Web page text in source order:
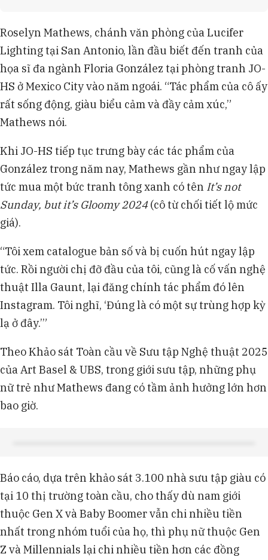
Phụ nữ trẻ có xu hướng mua tác phẩm của các
họa sĩ ít tên tuổi và họa sĩ nữ nhiều hơn, với trung
bình 49% bộ sưu tập của họ là tác phẩm của họa
sĩ nữ, so với 40% của nam giới.
Báo cáo Thị trường Nghệ thuật Toàn cầu 2025
của Art Basel và UBS cho thấy họa sĩ nữ chiếm
46% số họa sĩ được đại diện và 42% doanh số tại
Bức tranh "El sueño (La cama)" của Frida Kahlo
đã lập kỷ lục đấu giá mới cho một họa sĩ nữ với giá
54,7 triệu USD tại Sotheby’s vào tháng 11, vượt
qua kỷ lục trước đó của Georgia O’Keeffe.
Roselyn Mathews, chánh văn phòng của Lucifer
Lighting tại San Antonio, lần đầu biết đến tranh của
họa sĩ đa ngành Floria González tại phòng tranh JO-
HS ở Mexico City vào năm ngoái. “Tác phẩm của cô ấy
rất sống động, giàu biểu cảm và đầy cảm xúc,”
Mathews nói.
Khi JO-HS tiếp tục trưng bày các tác phẩm của
González trong năm nay, Mathews gần như ngay lập
tức mua một bức tranh tông xanh có tên It’s not
Sunday, but it’s Gloomy 2024(cô từ chối tiết lộ mức
giá).
“Tôi xem catalogue bản số và bị cuốn hút ngay lập
tức. Rồi người chị đỡ đầu của tôi, cũng là cố vấn nghệ
thuật Illa Gaunt, lại đăng chính tác phẩm đó lên
Instagram. Tôi nghĩ, ‘Đúng là có một sự trùng hợp kỳ
lạ ở đây.’”
Theo Khảo sát Toàn cầu về Sưu tập Nghệ thuật 2025
của Art Basel & UBS, trong giới sưu tập, những phụ
nữ trẻ như Mathews đang có tầm ảnh hưởng lớn hơn
bao giờ.
Báo cáo, dựa trên khảo sát 3.100 nhà sưu tập giàu có
tại 10 thị trường toàn cầu, cho thấy dù nam giới
thuộc Gen X và Baby Boomer vẫn chi nhiều tiền
nhất trong nhóm tuổi của họ, thì phụ nữ thuộc Gen
Z và Millennials lại chi nhiều tiền hơn các đồng